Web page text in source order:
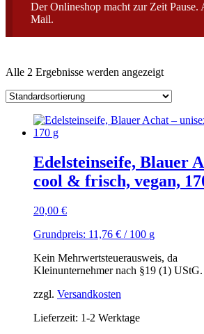
Der Onlineshop macht zur Zeit Pause.
Mail.
Alle 2 Ergebnisse werden angezeigt
Edelsteinseife, Blauer
cool & frisch, vegan,
20,00 €
Grundpreis: 11,76 € / 100 g
Kein Mehrwertsteuerausweis, da
Kleinunternehmer nach §19 (1) UStG.
zzgl. Versandkosten
Lieferzeit: 1-2 Werktage